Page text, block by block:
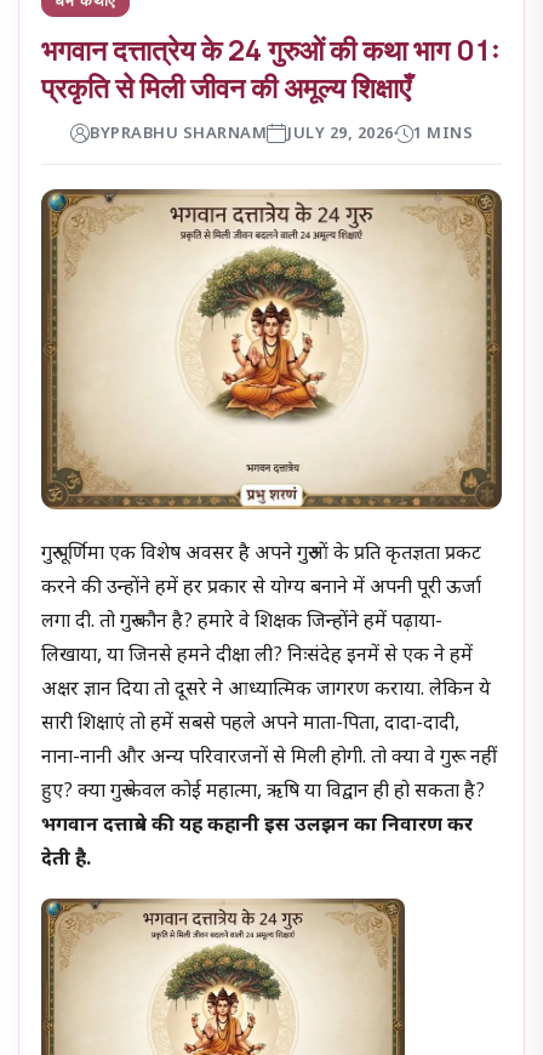
भगवान दत्तात्रेय के 24 गुरुओं की कथा भाग 01ः
प्रकृति से मिली जीवन की अमूल्य शिक्षाएँ
BYPRABHU SHARNAM JULY 29, 2026 1 MINS
गुरु पूर्णिमा एक विशेष अवसर है अपने गुरुओं के प्रति कृतज्ञता प्रकट
करने की उन्होंने हमें हर प्रकार से योग्य बनाने में अपनी पूरी ऊर्जा
लगा दी. तो गुरु कौन है? हमारे वे शिक्षक जिन्होंने हमें पढ़ाया-
लिखाया, या जिनसे हमने दीक्षा ली? निःसंदेह इनमें से एक ने हमें
अक्षर ज्ञान दिया तो दूसरे ने आध्यात्मिक जागरण कराया. लेकिन ये
सारी शिक्षाएं तो हमें सबसे पहले अपने माता-पिता, दादा-दादी,
नाना-नानी और अन्य परिवारजनों से मिली होगी. तो क्या वे गुरू नहीं
हुए? क्या गुरु केवल कोई महात्मा, ऋषि या विद्वान ही हो सकता है?
भगवान दत्तात्रेय की यह कहानी इस उलझन का निवारण कर
देती है.